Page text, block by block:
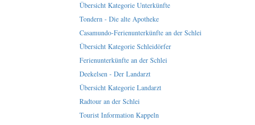
Übersicht Kategorie Unterkünfte
Tondern - Die alte Apotheke
Casamundo-Ferienunterkünfte an der Schlei
Übersicht Kategorie Schleidörfer
Ferienunterkünfte an der Schlei
Deekelsen - Der Landarzt
Übersicht Kategorie Landarzt
Radtour an der Schlei
Tourist Information Kappeln